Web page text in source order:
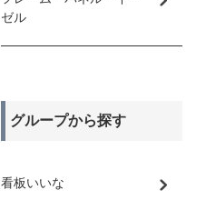
ゼル
グループから探す
看板いいな